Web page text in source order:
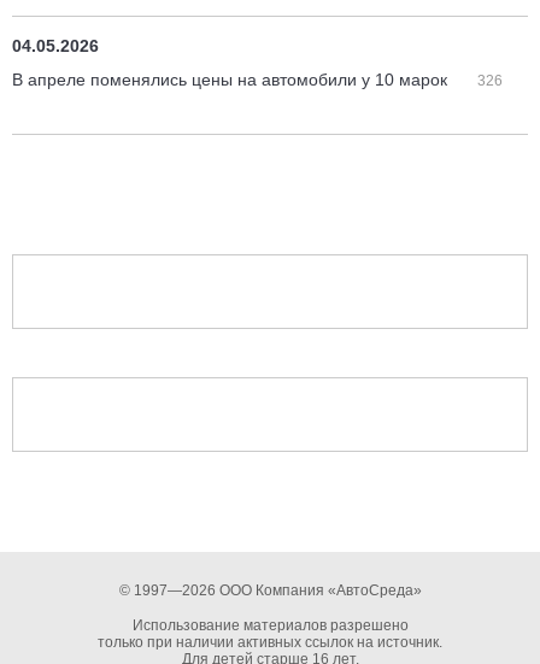
04.05.2026
В апреле поменялись цены на автомобили у 10 марок
326
© 1997—2026 ООО Компания «АвтоСреда»
Использование материалов разрешено
только при наличии активных ссылок на источник.
Для детей старше 16 лет.